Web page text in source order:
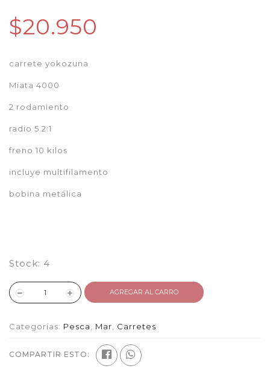
$20.950
carrete yokozuna
Miata 4000
2 rodamiento
radio 5.2:1
freno 10 kilos
incluye multifilamento
bobina metálica
Stock: 4
AGREGAR AL CARRO
Categorías: Pesca Mar Carretes
COMPARTIR ESTO: